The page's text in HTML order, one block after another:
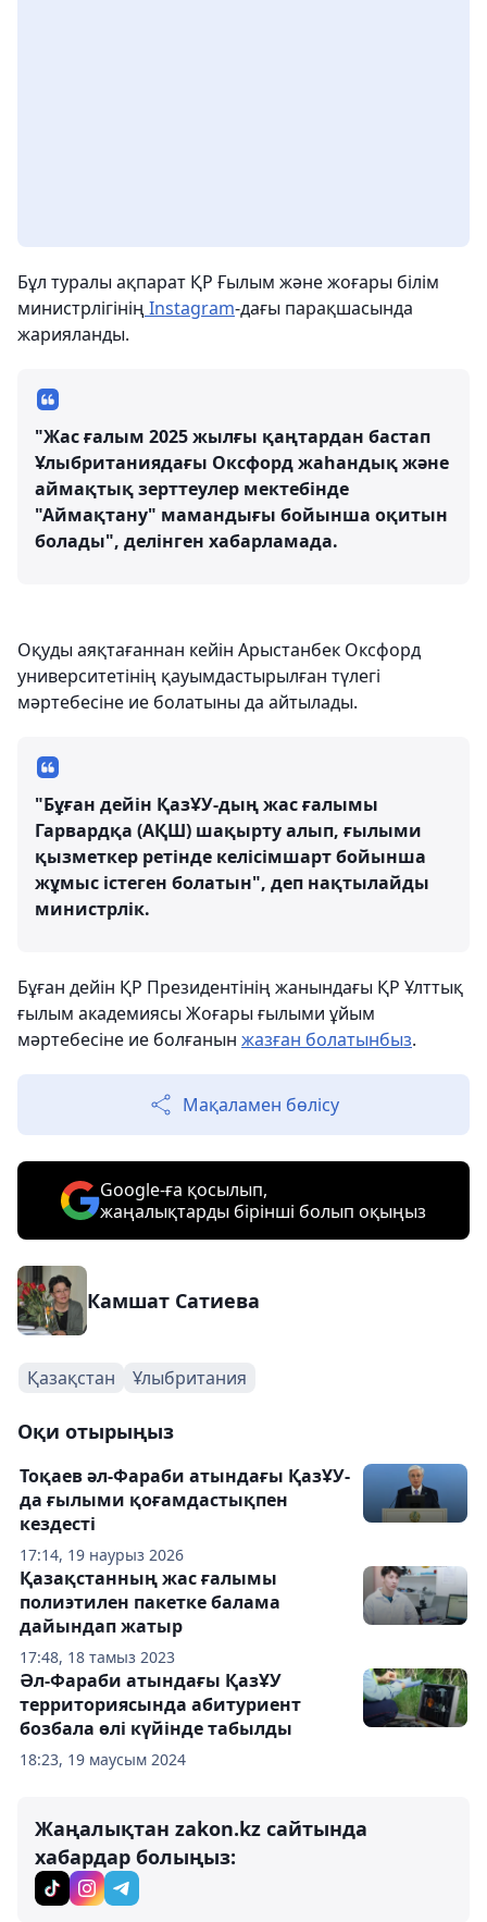
Бұл туралы ақпарат ҚР Ғылым және жоғары білім
министрлігінің Instagram-дағы парақшасында
жарияланды.
"Жас ғалым 2025 жылғы қаңтардан бастап
Ұлыбританиядағы Оксфорд жаһандық және
аймақтық зерттеулер мектебінде
"Аймақтану" мамандығы бойынша оқитын
болады", делінген хабарламада.
Оқуды аяқтағаннан кейін Арыстанбек Оксфорд
университетінің қауымдастырылған түлегі
мәртебесіне ие болатыны да айтылады.
"Бұған дейін ҚазҰУ-дың жас ғалымы
Гарвардқа (АҚШ) шақырту алып, ғылыми
қызметкер ретінде келісімшарт бойынша
жұмыс істеген болатын", деп нақтылайды
министрлік.
Бұған дейін ҚР Президентінің жанындағы ҚР Ұлттық
ғылым академиясы Жоғары ғылыми ұйым
мәртебесіне ие болғанын жазған болатынбыз.
Мақаламен бөлісу
Google-ға қосылып,
жаңалықтарды бірінші болып оқыңыз
Камшат Сатиева
Қазақстан Ұлыбритания
Оқи отырыңыз
17:14, 19 наурыз 2026
Тоқаев әл-Фараби атындағы ҚазҰУ-
да ғылыми қоғамдастықпен
кездесті
17:48, 18 тамыз 2023
Қазақстанның жас ғалымы
полиэтилен пакетке балама
дайындап жатыр
18:23, 19 маусым 2024
Әл-Фараби атындағы ҚазҰУ
территориясында абитуриент
бозбала өлі күйінде табылды
Жаңалықтан zakon.kz сайтында
хабардар болыңыз: